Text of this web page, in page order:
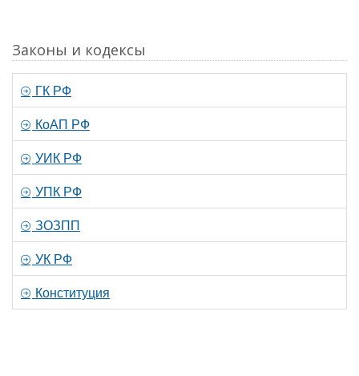
Законы и кодексы
ГК РФ
КоАП РФ
УИК РФ
УПК РФ
ЗОЗПП
УК РФ
Конституция